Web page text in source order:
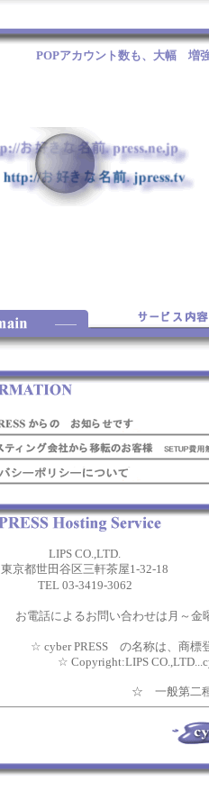
POPアカウント数も、大幅 増
LIPS CO.,LTD.
東京都世田谷区三軒茶屋1-32-18
TEL 03-3419-3062
お電話によるお問い合わせは月～
☆ cyber PRESS の名称は、商標
☆ Copyright:LIPS
☆ 一般第二